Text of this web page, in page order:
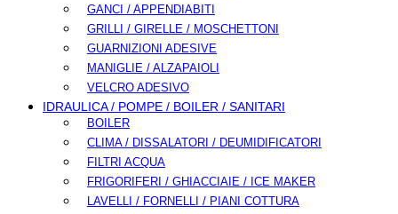
GANCI / APPENDIABITI
GRILLI / GIRELLE / MOSCHETTONI
GUARNIZIONI ADESIVE
MANIGLIE / ALZAPAIOLI
VELCRO ADESIVO
IDRAULICA / POMPE / BOILER / SANITARI
BOILER
CLIMA / DISSALATORI / DEUMIDIFICATORI
FILTRI ACQUA
FRIGORIFERI / GHIACCIAIE / ICE MAKER
LAVELLI / FORNELLI / PIANI COTTURA